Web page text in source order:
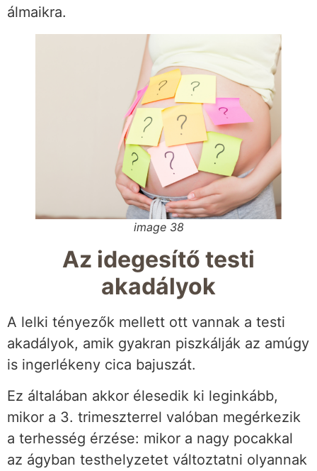
álmaikra.
image 38
Az idegesítő testi
akadályok
A lelki tényezők mellett ott vannak a testi
akadályok, amik gyakran piszkálják az amúgy
is ingerlékeny cica bajuszát.
Ez általában akkor élesedik ki leginkább,
mikor a 3. trimeszterrel valóban megérkezik
a terhesség érzése: mikor a nagy pocakkal
az ágyban testhelyzetet változtatni olyannak